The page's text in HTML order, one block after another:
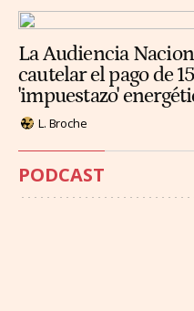
La Audiencia
cautelar el pago de
'impuestazo'
L. Broche
PODCAST